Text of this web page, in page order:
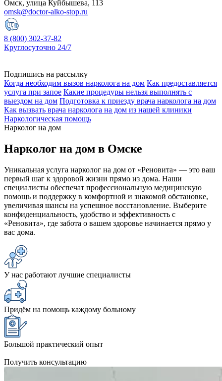
Омск, улица Куйбышева, 113
omsk@doctor-alko-stop.ru
8 (800) 302-37-82
Круглосуточно 24/7
Подпишись на рассылку
Когда необходим вызов нарколога на дом Как предоставляется
услуга при запое Какие процедуры нельзя выполнять с
выездом на дом Подготовка к приезду врача нарколога на дом
Как вызвать врача нарколога на дом из нашей клиники
Наркологическая помощь
Нарколог на дом
Нарколог на дом в Омске
Уникальная услуга нарколог на дом от «Реновита» — это ваш
первый шаг к здоровой жизни прямо из дома. Наши
специалисты обеспечат профессиональную медицинскую
помощь и поддержку в комфортной и знакомой обстановке,
увеличивая шансы на успешное восстановление. Выберите
конфиденциальность, удобство и эффективность с
«Реновита», где забота о вашем здоровье начинается прямо у
вас дома.
У нас работают лучшие специалисты
Придём на помощь каждому больному
Большой практический опыт
Получить консультацию